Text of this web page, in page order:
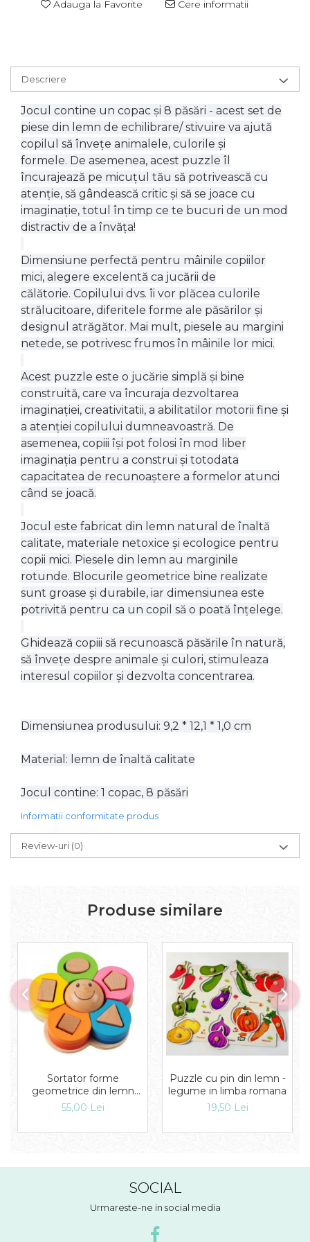
Adauga la Favorite Cere informatii
Descriere
Jocul contine un copac și 8 păsări - acest set de
piese din lemn de echilibrare/ stivuire va ajută
copilul să învețe animalele, culorile și
formele. De asemenea, acest puzzle îl
încurajează pe micuțul tău să potrivească cu
atenție, să gândească critic și să se joace cu
imaginație, totul în timp ce te bucuri de un mod
distractiv de a învăța!
Dimensiune perfectă pentru mâinile copiilor
mici, alegere excelentă ca jucării de
călătorie. Copilului dvs. îi vor plăcea culorile
strălucitoare, diferitele forme ale păsărilor și
designul atrăgător. Mai mult, piesele au margini
netede, se potrivesc frumos în mâinile lor mici.
Acest puzzle este o jucărie simplă și bine
construită, care va încuraja dezvoltarea
imaginației, creativitatii, a abilitatilor motorii fine și
a atenției copilului dumneavoastră. De
asemenea, copiii își pot folosi în mod liber
imaginația pentru a construi și totodata
capacitatea de recunoaștere a formelor atunci
când se joacă.
Jocul este fabricat din lemn natural de înaltă
calitate, materiale netoxice și ecologice pentru
copii mici. Piesele din lemn au marginile
rotunde. Blocurile geometrice bine realizate
sunt groase și durabile, iar dimensiunea este
potrivită pentru ca un copil să o poată înțelege.
Ghidează copiii să recunoască păsările în natură,
să învețe despre animale și culori, stimuleaza
interesul copiilor și dezvolta concentrarea.
Dimensiunea produsului: 9,2 * 12,1 * 1,0 cm
Material: lemn de înaltă calitate
Jocul contine: 1 copac, 8 păsări
Informatii conformitate produs
Review-uri (0)
Produse similare
Sortator forme
geometrice din lemn
Floare
55,00 Lei
Puzzle cu pin din lemn -
legume in limba romana
19,50 Lei
SOCIAL
Urmareste-ne in social media